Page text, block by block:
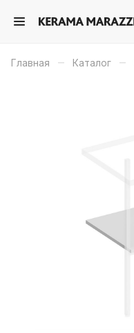
Главная – Каталог –